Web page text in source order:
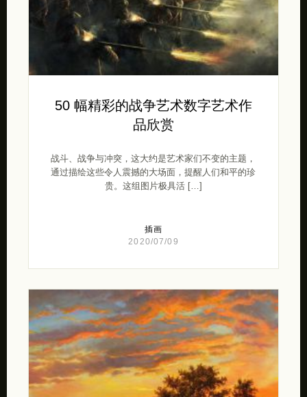
50 幅精彩的战争艺术数字艺术作
品欣赏
战斗、战争与冲突，这大约是艺术家们不变的主题，
通过描绘这些令人震撼的大场面，提醒人们和平的珍
贵。这组图片极具活 […]
插画
2020/07/09